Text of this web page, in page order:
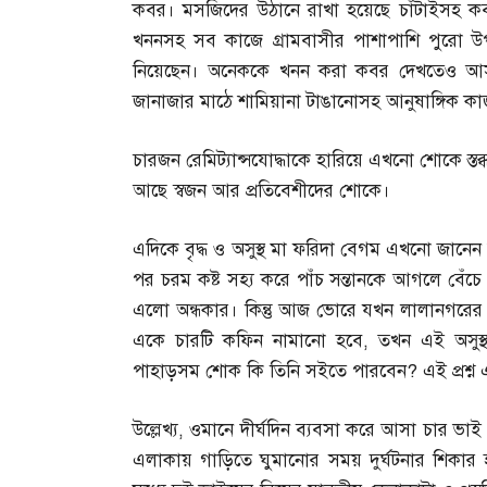
কবর। মসজিদের উঠানে রাখা হয়েছে চাঁটাইসহ
খননসহ সব কাজে গ্রামবাসীর পাশাপাশি পুরো
নিয়েছেন। অনেককে খনন করা কবর দেখতেও
জানাজার মাঠে শামিয়ানা টাঙানোসহ আনুষাঙ্গিক
চারজন রেমিট্যান্সযোদ্ধাকে হারিয়ে এখনো শোকে
আছে স্বজন আর প্রতিবেশীদের শোকে।
এদিকে বৃদ্ধ ও অসুস্থ মা ফরিদা বেগম এখনো জানেন
পর চরম কষ্ট সহ্য করে পাঁচ সন্তানকে আগলে বেঁচে
এলো অন্ধকার। কিন্তু আজ ভোরে যখন লালানগরের
একে চারটি কফিন নামানো হবে,তখন এই অসুস্থ
পাহাড়সম শোক কি তিনি সইতে পারবেন? এই প্রশ্ন
উল্লেখ্য,ওমানে দীর্ঘদিন ব্যবসা করে আসা চার ভাই
এলাকায় গাড়িতে ঘুমানোর সময় দুর্ঘটনার